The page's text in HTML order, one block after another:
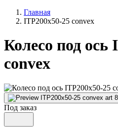
Главная
ITP200x50-25 convex
Колесо под ось
convex
Под заказ